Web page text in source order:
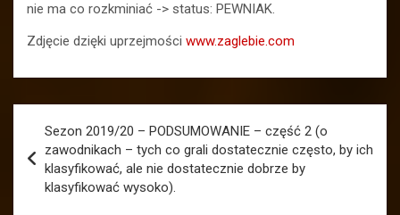
nie ma co rozkminiać -> status: PEWNIAK.
Zdjęcie dzięki uprzejmości www.zaglebie.com
wpisu
Sezon 2019/20 – PODSUMOWANIE – część 2 (o
zawodnikach – tych co grali dostatecznie często, by ich
klasyfikować, ale nie dostatecznie dobrze by
klasyfikować wysoko).